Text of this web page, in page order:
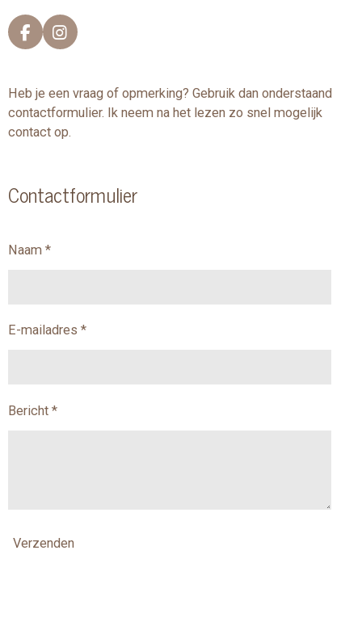
F
a
e
b
o
o
I
n
a
g
r
Heb je een vraag of opmerking? Gebruik dan onderstaand
contactformulier. Ik neem na het lezen zo snel mogelijk
contact op.
Contactformulier
Naam *
E-mailadres *
Bericht *
Verzenden